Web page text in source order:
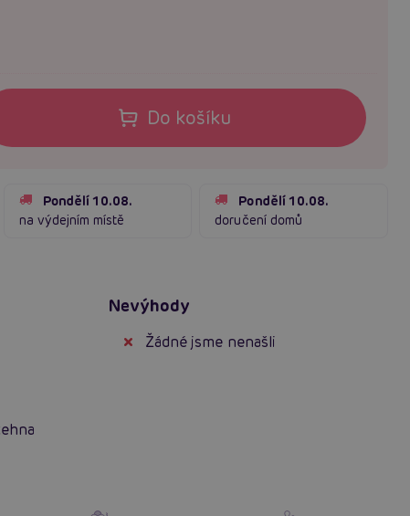
Do košíku
Pondělí 10.08.
na výdejním místě
Pondělí 10.08.
doručení domů
Nevýhody
Žádné jsme nenašli